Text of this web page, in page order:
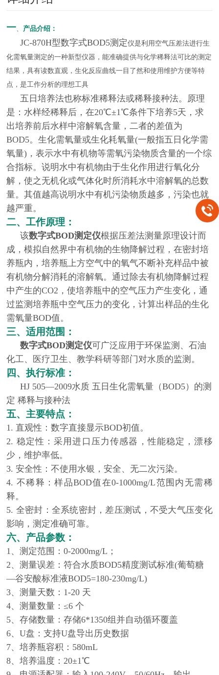
一、 产品介绍 ：
JC-870H型数字式BOD5测定仪是利用空气压差法进行生
化需氧量测定的一种新型仪器，能准确提供与化学稀释法可比的测定
结果，具有读数直观，生化反应曲线一目了然和使用维护方便等特
点，是工作分析的理想工具
五日培养法也称标准稀释法或稀释接种法。原理
是：水样经稀释后，在20℃±1℃条件下培养5天 ，求
出培养前后水样中溶解氧含量，二者的差值为
BOD5。生化需氧量或生化耗氧量(一般指五日化学需
氧量)，表示水中有机物等需氧污染物质含量的一个综
合指标。说明水中有机物由于生化作用进行氧化分
解，使之无机化或气体化时所消耗水中溶解氧的总数
量。其值越高说明水中有机污染物质越多，污染也就
越严重。
二、工作原理：
该数字式BOD测定仪根据压差法测量原理设计而
成，模拟自然界中有机物的生物降解过程，在密封培
养瓶内，培养瓶上方空气中的氧气不断补充样品中被
有机物分解消耗的溶解氧。通过除去有机物降解过程
中产生的CO2，使培养瓶中的空气压力产生变化，通
过监测培养瓶中空气压力的变化，计算出样品的生化
需氧量BOD值。
三、适用范围：
数字式BOD测定仪可广泛应用于环保监测、石油
化工、医疗卫生、教学科研等部门对水质的监测。
四、执行标准：
HJ 505—2009水质 五日生化需氧量（BOD5）的测
定 稀释与接种法
五、主要特点：
1. 直观性：数字直接显示BOD初值。
2. 稳定性：采用进口压力传感器，性能稳定，漂移
少，维护率低。
3. 安全性：不使用水银，安全、无二次污染。
4. 不稀释：样品BOD值在0-1000mg/L范围内无需稀
释。
5. 全密封：全系统密封，差压测试，不受大气压变化
影响，测定准确可靠。
六、产品参数：
1、测定范围：0-2000mg/L；
2、测量误差：符合水质BOD5精度测试标准(葡萄糖
—谷安酸标准液BOD5=180-230mg/L)
3、测量天数：1-20 天
4、测量数量：≤6 个
5、存储数量：存储6*1350组并自动循环覆盖
6、U盘：支持U盘导出历史数据
7、培养瓶容积：580mL
8、培养温度：20±1℃